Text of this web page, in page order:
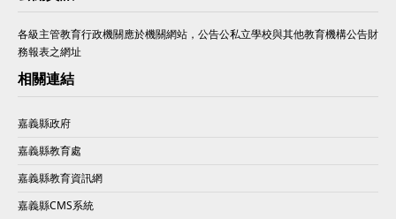
各級主管教育行政機關應於機關網站，公告公私立學校與其他教育機構公告財
務報表之網址
相關連結
嘉義縣政府
嘉義縣教育處
嘉義縣教育資訊網
嘉義縣CMS系統